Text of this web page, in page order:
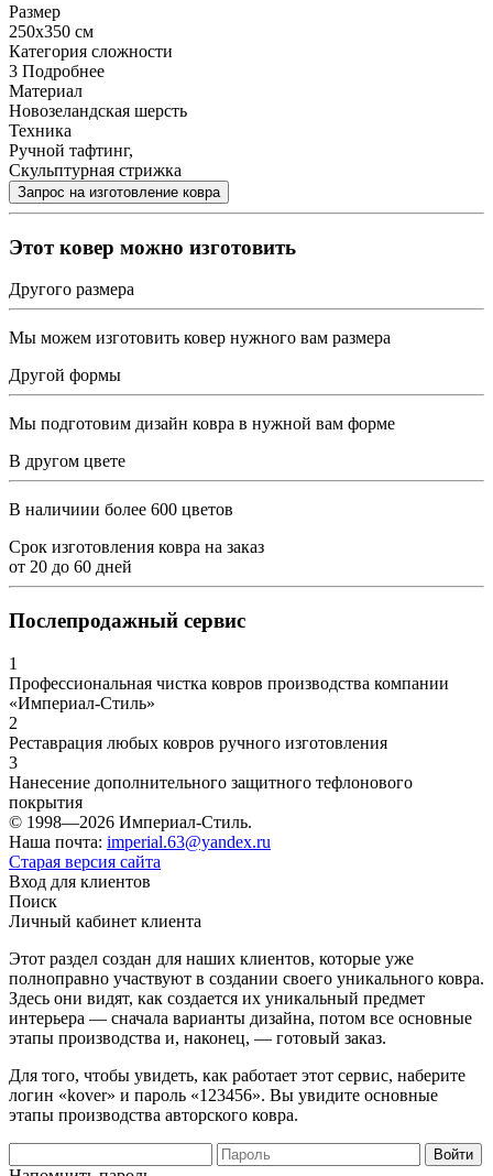
Размер
250x350 см
Категория сложности
3 Подробнее
Материал
Новозеландская шерсть
Техника
Ручной тафтинг,
Скульптурная стрижка
Этот ковер можно изготовить
Другого размера
Мы можем изготовить ковер нужного вам размера
Другой формы
Мы подготовим дизайн ковра в нужной вам форме
В другом цвете
В наличиии более 600 цветов
Срок изготовления ковра на заказ
от 20 до 60 дней
Послепродажный сервис
1
Профессиональная чистка ковров производства компании
«Империал-Стиль»
2
Реставрация любых ковров ручного изготовления
3
Нанесение дополнительного защитного тефлонового
покрытия
© 1998—2026 Империал-Стиль.
Наша почта: imperial.63@yandex.ru
Старая версия сайта
Вход для клиентов
Поиск
Личный кабинет клиента
Этот раздел создан для наших клиентов, которые уже
полноправно участвуют в создании своего уникального ковра.
Здесь они видят, как создается их уникальный предмет
интерьера — сначала варианты дизайна, потом все основные
этапы производства и, наконец, — готовый заказ.
Для того, чтобы увидеть, как работает этот сервис, наберите
логин «kover» и пароль «123456». Вы увидите основные
этапы производства авторского ковра.